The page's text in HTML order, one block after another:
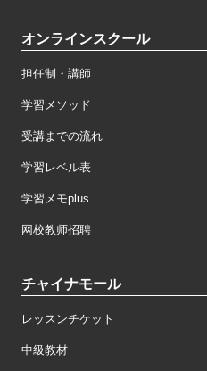
オンラインスクール
担任制・講師
学習メソッド
受講までの流れ
学習レベル表
学習メモplus
网校教师招聘
チャイナモール
レッスンチケット
中級教材